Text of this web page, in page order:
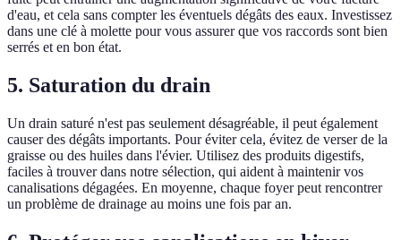
d'eau, et cela sans compter les éventuels dégâts des eaux. Investissez
dans une clé à molette pour vous assurer que vos raccords sont bien
serrés et en bon état.
5. Saturation du drain
Un drain saturé n'est pas seulement désagréable, il peut également
causer des dégâts importants. Pour éviter cela, évitez de verser de la
graisse ou des huiles dans l'évier. Utilisez des produits digestifs,
faciles à trouver dans notre sélection, qui aident à maintenir vos
canalisations dégagées. En moyenne, chaque foyer peut rencontrer
un problème de drainage au moins une fois par an.